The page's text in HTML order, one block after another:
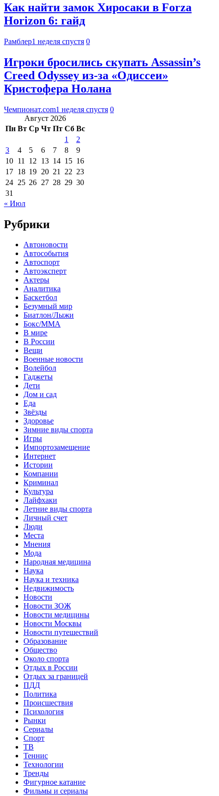
Как найти замок Хиросаки в Forza
Horizon 6: гайд
Рамблер1 неделя спустя 0
Игроки бросились скупать Assassin’s
Creed Odyssey из-за «Одиссеи»
Кристофера Нолана
Чемпионат.com1 неделя спустя 0
Август 2026
Пн Вт Ср Чт Пт Сб Вс
1
2
3
4 5 6 7 8
9
10 11 12 13 14 15 16
17 18 19 20 21 22 23
24 25 26 27 28 29 30
31
« Июл
Рубрики
Автоновости
Автособытия
Автоспорт
Автоэксперт
Актеры
Аналитика
Баскетбол
Безумный мир
Биатлон/Лыжи
Бокс/MMA
В мире
В России
Вещи
Военные новости
Волейбол
Гаджеты
Дети
Дом и сад
Еда
Звёзды
Здоровье
Зимние виды спорта
Игры
Импортозамещение
Интернет
Истории
Компании
Криминал
Культура
Лайфхаки
Летние виды спорта
Личный счет
Люди
Места
Мнения
Мода
Народная медицина
Наука
Наука и техника
Недвижимость
Новости
Новости ЗОЖ
Новости медицины
Новости Москвы
Новости путешествий
Образование
Общество
Около спорта
Отдых в России
Отдых за границей
ПДД
Политика
Происшествия
Психология
Рынки
Сериалы
Спорт
ТВ
Теннис
Технологии
Тренды
Фигурное катание
Фильмы и сериалы